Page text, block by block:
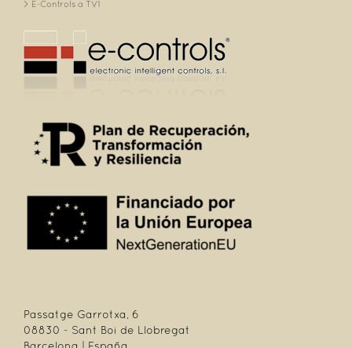
E-Controls a TV1
Passatge Garrotxa, 6
08830 - Sant Boi de Llobregat